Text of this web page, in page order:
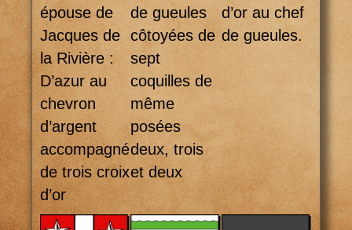
épouse de
Jacques de
la Rivière :
D’azur au
chevron
d’argent
accompagné
de trois croix
d’or
de gueules
côtoyées de
sept
coquilles de
même
posées
deux, trois
et deux
d’or au chef
de gueules.